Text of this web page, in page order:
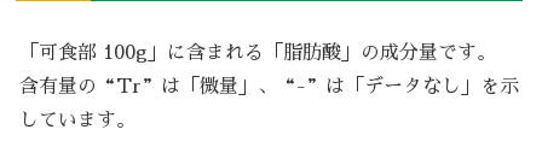
「可食部 100g」に含まれる「脂肪酸」の成分量です。
含有量の“Tr”は「微量」、“-”は「データなし」を示
しています。